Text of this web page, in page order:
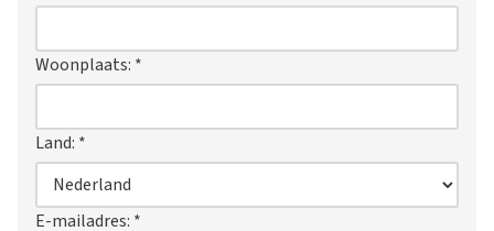
Woonplaats: *
Land: *
E-mailadres: *